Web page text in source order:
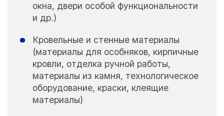
окна, двери особой функциональности
и др.)
Кровельные и стенные материалы
(материалы для особняков, кирпичные
кровли, отделка ручной работы,
материалы из камня, технологическое
оборудование, краски, клеящие
материалы)